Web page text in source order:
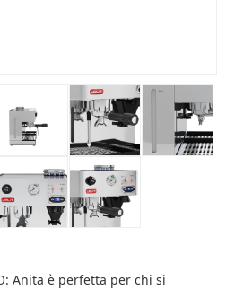
Anita è perfetta per chi si